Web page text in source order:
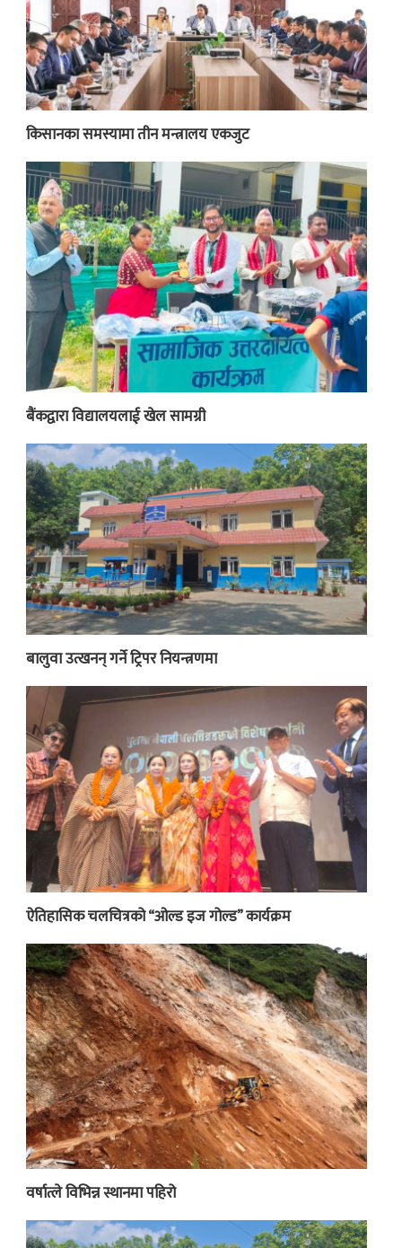
किसानका समस्यामा तीन मन्त्रालय एकजुट
बैंकद्वारा विद्यालयलाई खेल सामग्री
बालुवा उत्खनन् गर्ने ट्रिपर नियन्त्रणमा
ऐतिहासिक चलचित्रको “ओल्ड इज गोल्ड” कार्यक्रम
वर्षात्ले विभिन्न स्थानमा पहिरो